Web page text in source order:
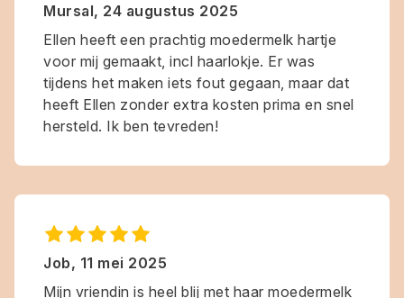
Mursal, 24 augustus 2025
Ellen heeft een prachtig moedermelk hartje
voor mij gemaakt, incl haarlokje. Er was
tijdens het maken iets fout gegaan, maar dat
heeft Ellen zonder extra kosten prima en snel
hersteld. Ik ben tevreden!
Job, 11 mei 2025
Mijn vriendin is heel blij met haar moedermelk